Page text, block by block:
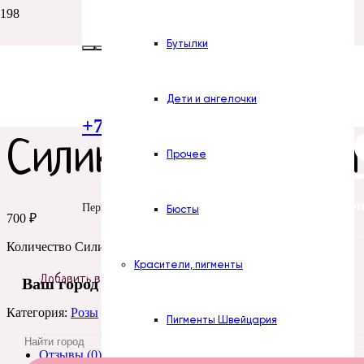
+7 (922) 300-51-06
Пермь
Бутылки
Дети и ангелочки
Прочее
Бюсты
Красители, пигменты
Пигменты Швейцария
Ваш город
Силиконовая
700 ₽
Количество Силиконовая форма № 1185 Роза № 62
Добавить в корзину
Категория: Розы
Детали
Отзывы (0)